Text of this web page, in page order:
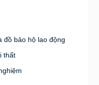
đồ bảo hộ lao động
thất